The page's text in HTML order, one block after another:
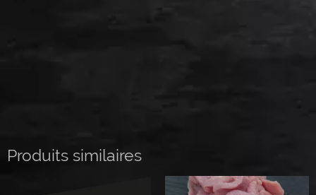
Produits similaires